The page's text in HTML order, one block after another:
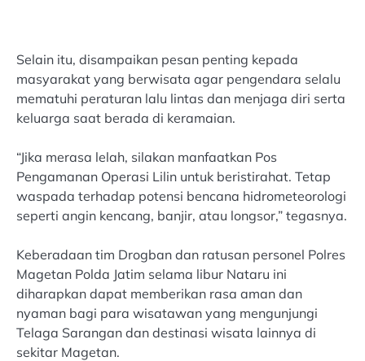
Selain itu, disampaikan pesan penting kepada
masyarakat yang berwisata agar pengendara selalu
mematuhi peraturan lalu lintas dan menjaga diri serta
keluarga saat berada di keramaian.
“Jika merasa lelah, silakan manfaatkan Pos
Pengamanan Operasi Lilin untuk beristirahat. Tetap
waspada terhadap potensi bencana hidrometeorologi
seperti angin kencang, banjir, atau longsor,” tegasnya.
Keberadaan tim Drogban dan ratusan personel Polres
Magetan Polda Jatim selama libur Nataru ini
diharapkan dapat memberikan rasa aman dan
nyaman bagi para wisatawan yang mengunjungi
Telaga Sarangan dan destinasi wisata lainnya di
sekitar Magetan.